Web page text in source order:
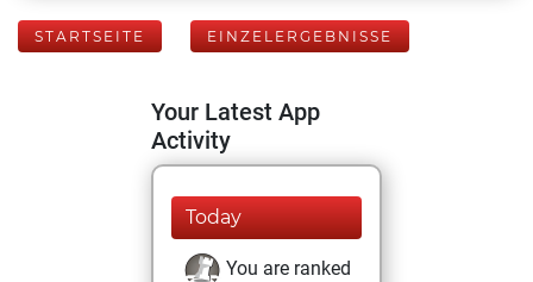
STARTSEITE EINZELERGEBNISSE
Your Latest App
Activity
Today
You are ranked